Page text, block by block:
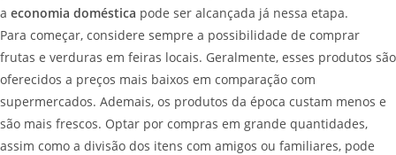
a economia doméstica pode ser alcançada já nessa etapa.
Para começar, considere sempre a possibilidade de comprar
frutas e verduras em feiras locais. Geralmente, esses produtos são
oferecidos a preços mais baixos em comparação com
supermercados. Ademais, os produtos da época custam menos e
são mais frescos. Optar por compras em grande quantidades,
assim como a divisão dos itens com amigos ou familiares, pode